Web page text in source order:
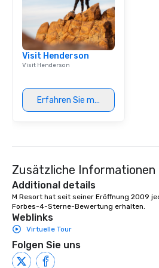
Visit Henderson
Visit Henderson
Erfahren Sie mehr
Zusätzliche Informationen
Additional details
M Resort hat seit seiner Eröffnung 2009
Forbes-4-Sterne-Bewertung erhalten.
Weblinks
Virtuelle Tour
Folgen Sie uns